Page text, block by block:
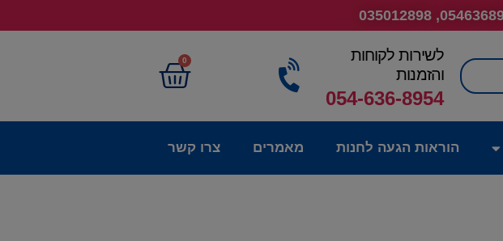
חיפוש
לשירות לקוחות
והזמנות
054-636-8954
0
הוראות הגעה לחנות מאמרים צרו קשר